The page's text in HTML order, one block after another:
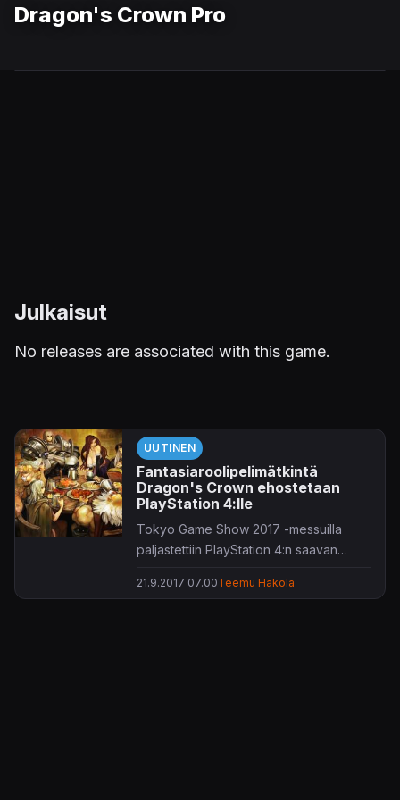
Dragon's Crown Pro
Julkaisut
No releases are associated with this game.
UUTINEN
Fantasiaroolipelimätkintä
Dragon's Crown ehostetaan
PlayStation 4:lle
Tokyo Game Show 2017 -messuilla
paljastettiin PlayStation 4:n saavan
mätkinnästä.
21.9.2017 07.00Teemu Hakola